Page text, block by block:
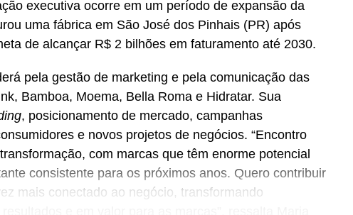
executiva ocorre em um período de expansão da
uma fábrica em São José dos Pinhais (PR) após
de alcançar R$ 2 bilhões em faturamento até 2030.
pela gestão de marketing e pela comunicação das
Bamboa, Moema, Bella Roma e Hidratar. Sua
, posicionamento de mercado, campanhas
e novos projetos de negócios. “Encontro
com marcas que têm enorme potencial
consistente para os próximos anos. Quero contribuir
mais conectado ao negócio, transformando